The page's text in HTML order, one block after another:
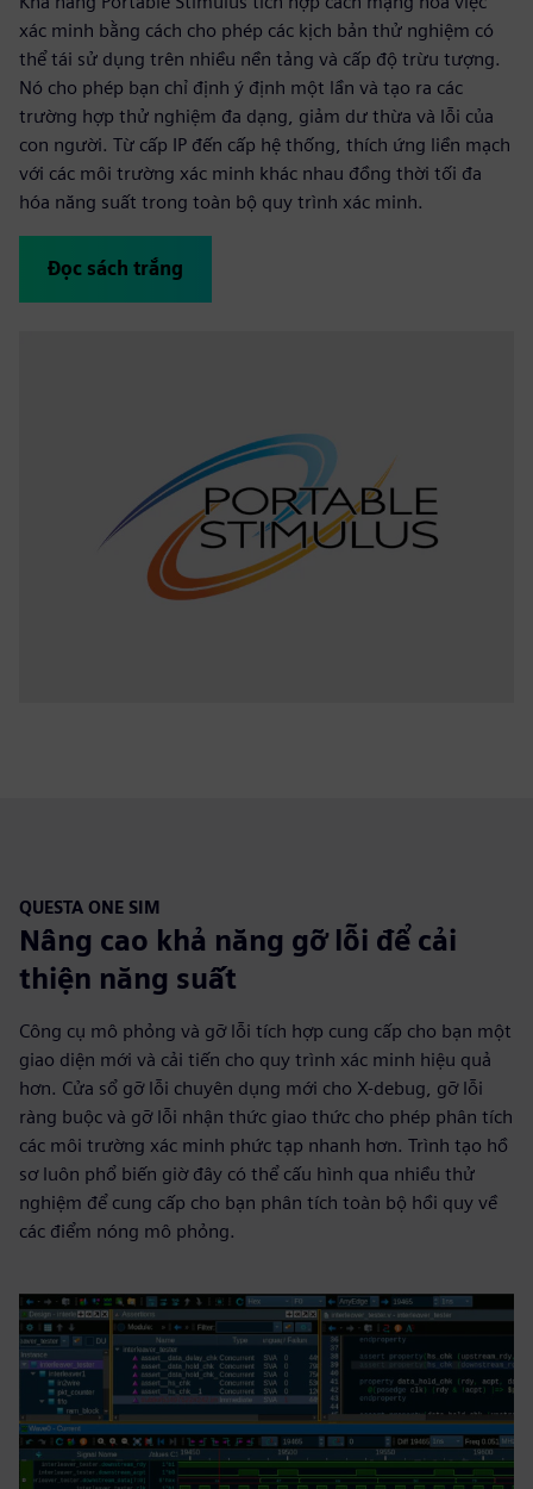
xác minh bằng cách cho phép các kịch bản thử nghiệm có
thể tái sử dụng trên nhiều nền tảng và cấp độ trừu tượng.
Nó cho phép bạn chỉ định ý định một lần và tạo ra các
trường hợp thử nghiệm đa dạng, giảm dư thừa và lỗi của
con người. Từ cấp IP đến cấp hệ thống, thích ứng liền mạch
với các môi trường xác minh khác nhau đồng thời tối đa
hóa năng suất trong toàn bộ quy trình xác minh.
Đọc sách trắng
QUESTA ONE SIM
Nâng cao khả năng gỡ lỗi để cải
thiện năng suất
Công cụ mô phỏng và gỡ lỗi tích hợp cung cấp cho bạn một
giao diện mới và cải tiến cho quy trình xác minh hiệu quả
hơn. Cửa sổ gỡ lỗi chuyên dụng mới cho X-debug, gỡ lỗi
ràng buộc và gỡ lỗi nhận thức giao thức cho phép phân tích
các môi trường xác minh phức tạp nhanh hơn. Trình tạo hồ
sơ luôn phổ biến giờ đây có thể cấu hình qua nhiều thử
nghiệm để cung cấp cho bạn phân tích toàn bộ hồi quy về
các điểm nóng mô phỏng.